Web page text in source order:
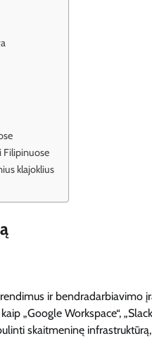
Filipinuose
klajoklius
ir bendradarbiavimo
„Google Workspace“,
skaitmeninę